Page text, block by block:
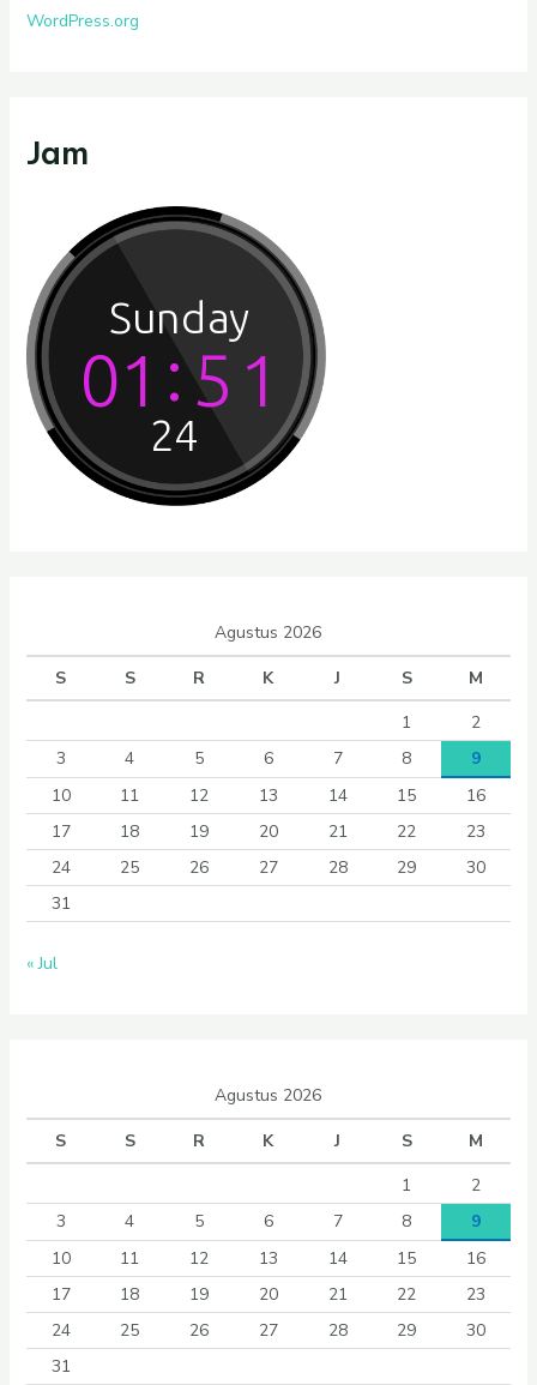
WordPress.org
Jam
Agustus 2026
S
S R K J S
M
1
2
3
4 5 6 7 8
9
10
11 12 13 14 15
16
17
18 19 20 21 22
23
24
25 26 27 28 29
30
31
« Jul
Agustus 2026
S
S R K J S
M
1
2
3
4 5 6 7 8
9
10
11 12 13 14 15
16
17
18 19 20 21 22
23
24
25 26 27 28 29
30
31